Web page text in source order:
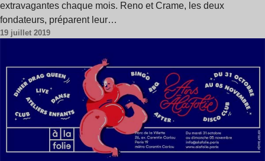
extravagantes chaque mois. Reno et Crame, les deux
fondateurs, préparent leur…
19 juillet 2019